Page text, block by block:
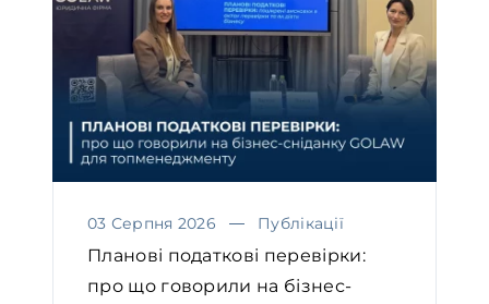
03 Серпня 2026 Публікації
Планові податкові перевірки:
про що говорили на бізнес-